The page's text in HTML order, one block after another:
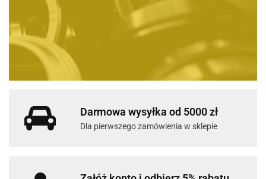
Darmowa wysyłka od 5000 zł
Dla pierwszego zamówienia w sklepie